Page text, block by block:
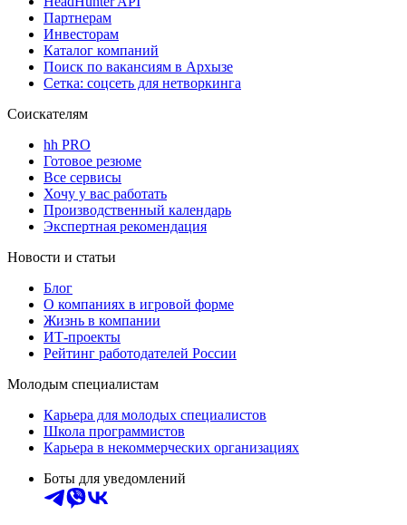
Партнерам
Инвесторам
Каталог компаний
Поиск по вакансиям в Архызе
Сетка: соцсеть для нетворкинга
Соискателям
hh PRO
Готовое резюме
Все сервисы
Хочу у вас работать
Производственный календарь
Экспертная рекомендация
Новости и статьи
Блог
О компаниях в игровой форме
Жизнь в компании
ИТ-проекты
Рейтинг работодателей России
Молодым специалистам
Карьера для молодых специалистов
Школа программистов
Карьера в некоммерческих организациях
Боты для уведомлений